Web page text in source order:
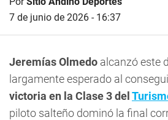
7 de junio de 2026 - 16:37
Jeremías Olmedo alcanzó este
largamente esperado al
victoria en la Clase 3 del
piloto salteño dominó la final